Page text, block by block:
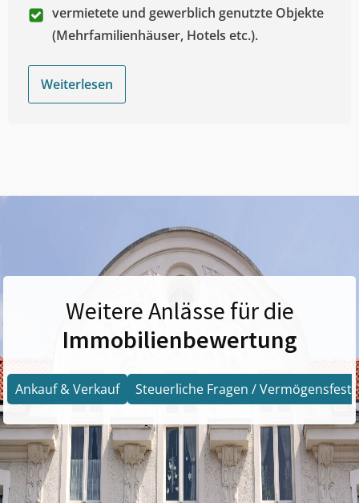
vermietete und gewerblich genutzte Objekte
(Mehrfamilienhäuser, Hotels etc.).
Weiterlesen
Weitere Anlässe für die
Immobilienbewertung
Ankauf & Verkauf Steuerliche Fragen /